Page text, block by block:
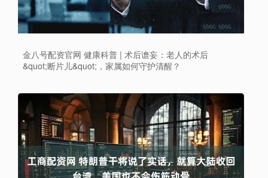
金八号配资官网 健康科普 | 术后谵妄：老人的术后
&quot;断片儿&quot;，家属如何守护清醒？